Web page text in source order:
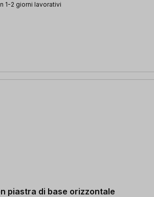
1-2 giorni lavorativi
piastra di base orizzontale